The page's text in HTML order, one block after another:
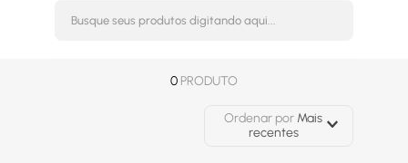
Busque seus produtos
0 PRODUTO
Ordenar por Mais
recentes